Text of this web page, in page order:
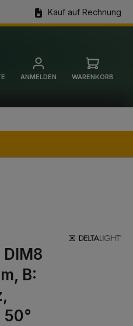
Kauf auf Rechnung
ANMELDEN WARENKORB
DIM8
B: